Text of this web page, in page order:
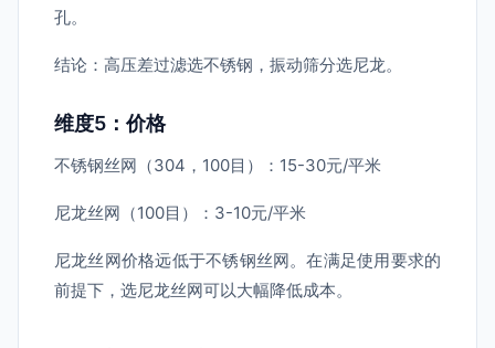
孔。
结论：高压差过滤选不锈钢，振动筛分选尼龙。
维度5：价格
不锈钢丝网（304，100目）：15-30元/平米
尼龙丝网（100目）：3-10元/平米
尼龙丝网价格远低于不锈钢丝网。在满足使用要求的
前提下，选尼龙丝网可以大幅降低成本。